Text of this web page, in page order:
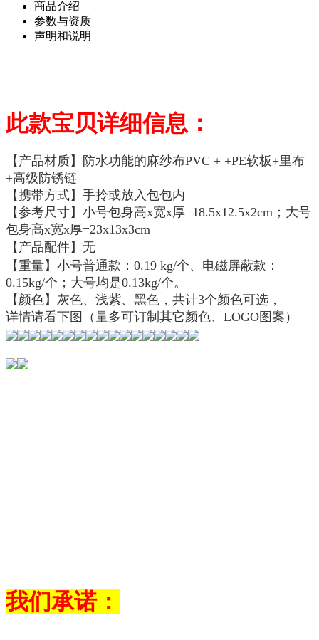
商品介绍
参数与资质
声明和说明
此款宝贝详细信息：
【产品材质】防水功能的麻纱布PVC + +PE软板+里布
+高级防锈链
【携带方式】手拎或放入包包内
【参考尺寸】小号包身高x宽x厚=18.5x12.5x2cm；大号
包身高x宽x厚=23x13x3cm
【产品配件】无
【重量】小号普通款：0.19 kg/个、电磁屏蔽款：
0.15kg/个；大号均是0.13kg/个。
【颜色】灰色、浅紫、黑色，共计3个颜色可选，
详情请看下图（量多可订制其它颜色、LOGO图案）
我们承诺：